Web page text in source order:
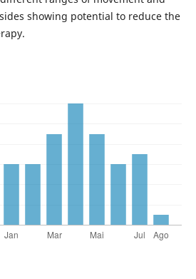
showing potential to reduce the